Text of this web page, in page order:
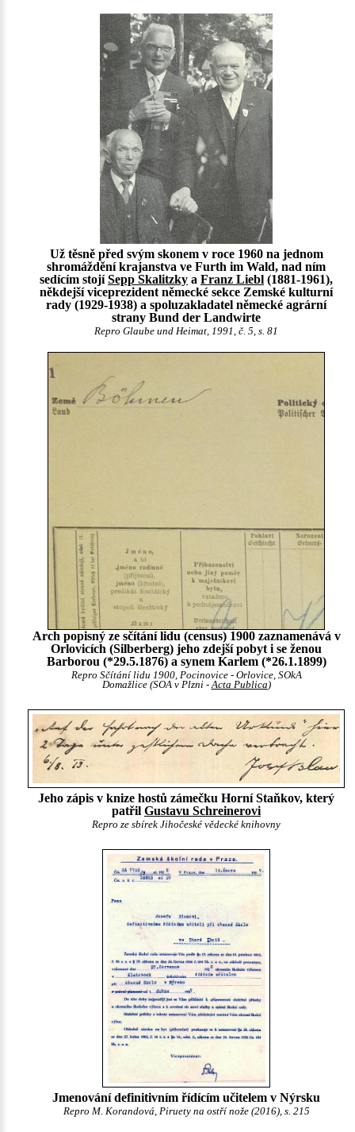
Už těsně před svým skonem v roce 1960 na jednom
shromáždění krajanstva ve Furth im Wald, nad ním
sedícím stojíSepp Skalitzky a Franz Liebl (1881-1961),
někdejší viceprezident německé sekce Zemské kulturní
rady (1929-1938) a spoluzakladatel německé agrární
strany Bund der Landwirte
Repro Glaube und Heimat, 1991, č. 5, s. 81
Arch popisný ze sčítání lidu (census) 1900 zaznamenává v
Orlovicích (Silberberg) jeho zdejší pobyt i se ženou
Barborou (*29.5.1876) a synem Karlem (*26.1.1899)
Repro Sčítání lidu 1900, Pocinovice - Orlovice, SOkA
Domažlice (SOA v Plzni -Acta Publica)
Jeho zápis v knize hostů zámečku Horní Staňkov, který
patřil Gustavu Schreinerovi
Repro ze sbírek Jihočeské vědecké knihovny
Jmenování definitivním řídícím učitelem v Nýrsku
Repro M. Korandová, Piruety na ostří nože (2016), s. 215